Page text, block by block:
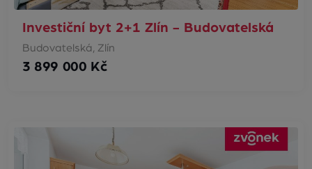
Investiční byt 2+1 Zlín - Budovatelská
Budovatelská, Zlín
3 899 000 Kč